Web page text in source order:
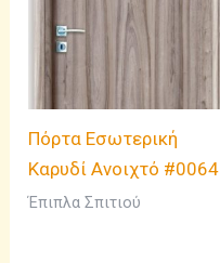
Πόρτα Εσωτερική
Καρυδί Ανοιχτό #0064
Έπιπλα Σπιτιού